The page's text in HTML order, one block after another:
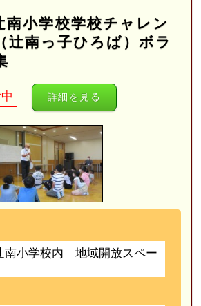
南小学校学校チャレン
辻南っ子ひろば）ボラ
詳細を見る
南小学校内 地域開放スペー